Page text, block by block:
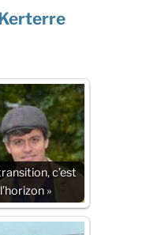
rre
c’est
l’horizon »